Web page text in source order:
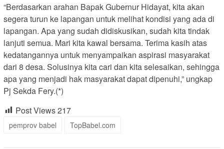
“Berdasarkan arahan Bapak Gubernur Hidayat, kita akan
segera turun ke lapangan untuk melihat kondisi yang ada di
lapangan. Apa yang sudah didiskusikan, sudah kita tindak
lanjuti semua. Mari kita kawal bersama. Terima kasih atas
kedatangannya untuk menyampaikan aspirasi masyarakat
dari 8 desa. Solusinya kita cari dan kita selesaikan, sehingga
apa yang menjadi hak masyarakat dapat dipenuhi,” ungkap
Pj Sekda Fery.(*)
Post Views217
pemprov babel TopBabel.com